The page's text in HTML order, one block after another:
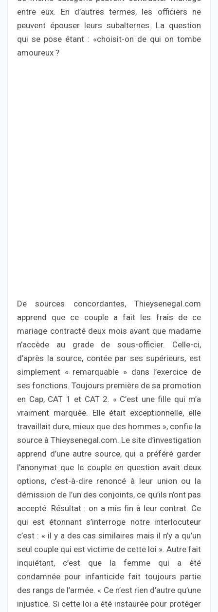
entre eux. En d’autres termes, les officiers ne
peuvent épouser leurs subalternes. La question
qui se pose étant : «choisit-on de qui on tombe
amoureux ?
De sources concordantes, Thieysenegal.com
apprend que ce couple a fait les frais de ce
mariage contracté deux mois avant que madame
n’accède au grade de sous-officier. Celle-ci,
d’après la source, contée par ses supérieurs, est
simplement « remarquable » dans l’exercice de
ses fonctions. Toujours première de sa promotion
en Cap, CAT 1 et CAT 2. « C’est une fille qui m’a
vraiment marquée. Elle était exceptionnelle, elle
travaillait dure, mieux que des hommes », confie la
source à Thieysenegal.com. Le site d’investigation
apprend d’une autre source, qui a préféré garder
l’anonymat que le couple en question avait deux
options, c’est-à-dire renoncé à leur union ou la
démission de l’un des conjoints, ce qu’ils n’ont pas
accepté. Résultat : on a mis fin à leur contrat. Ce
qui est étonnant s’interroge notre interlocuteur
c’est : « il y a des cas similaires mais il n’y a qu’un
seul couple qui est victime de cette loi ». Autre fait
inquiétant, c’est que la femme qui a été
condamnée pour infanticide fait toujours partie
des rangs de l’armée. « Ce n’est rien d’autre qu’une
injustice. Si cette loi a été instaurée pour protéger